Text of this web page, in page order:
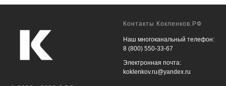
Контакты Кокленков.РФ
Наш многоканальный телефон:
8 (800) 550-33-67
Электронная почта:
koklenkov.ru@yandex.ru